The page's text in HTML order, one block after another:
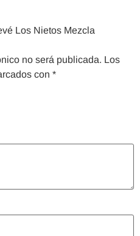
Los Nietos Mezcla
no será publicada. Los
con *